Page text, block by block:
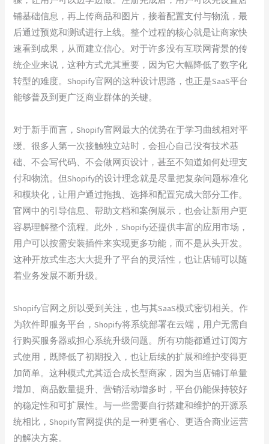
铺基础信息，再上传商品和图片，接着配置支付与物流，最
后通过预览和测试进行上线。整个过程的核心就是让商家快
速看到成果，从而建立信心。对于许多没有互联网背景的传
统企业来说，这种方式尤其重要，因为它大幅降低了数字化
转型的难度。Shopify官网的这种设计思路，也正是SaaS平台
能够普及到更广泛商业群体的关键。
对于新手而言，Shopify官网最大的优势在于学习曲线相对平
缓。很多人第一次接触独立站时，会担心自己没有技术基
础、不会写代码、不会做网页设计，甚至不知道如何处理支
付和物流。但Shopify的设计理念就是尽量把复杂问题标准化
和模块化，让用户通过拖拽、选择和配置完成大部分工作。
官网中的引导信息、帮助文档和案例展示，也会让新用户更
容易理解整个流程。此外，Shopify还提供丰富的应用市场，
用户可以按需安装插件来实现更多功能，而不是从头开发。
这种开放式生态大大提升了平台的灵活性，也让店铺可以随
着业务发展不断升级。
Shopify官网之所以受到关注，也与其SaaS模式密切相关。作
为软件即服务平台，Shopify将系统部署在云端，用户无需自
行购买服务器或担心系统升级问题。所有功能都通过订阅方
式使用，既降低了初期投入，也让后续的扩展和维护变得更
加简单。这种模式尤其适合成长型商家，因为当店铺订单量
增加、商品数量提升、营销活动增多时，平台仍能保持较好
的稳定性和可扩展性。与一些需要自行搭建和维护的开源系
统相比，Shopify官网提供的是一种更省心、更适合商业运营
的解决方案。